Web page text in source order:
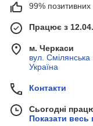
99% позитивних
Працює з
м. Черкаси
вул.
Україна
Контакти
Сьогодні
Показати весь